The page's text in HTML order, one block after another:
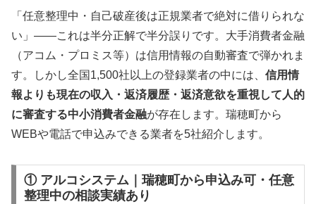
「任意整理中・自己破産後は正規業者で絶対に借りられな
い」——これは半分正解で半分誤りです。大手消費者金融
（アコム・プロミス等）は信用情報の自動審査で弾かれま
す。しかし全国1,500社以上の登録業者の中には、 信用情
報よりも現在の収入・返済履歴・返済意欲を重視して人的
に審査する中小消費者金融が存在します。瑞穂町から
WEBや電話で申込みできる業者を5社紹介します。
① アルコシステム｜瑞穂町から申込み可・任意
整理中の相談実績あり